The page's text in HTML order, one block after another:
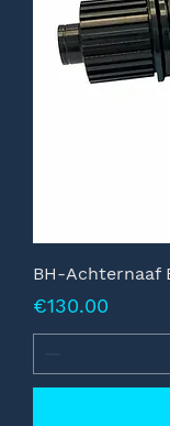
BH-Achternaaf
Prijs
€130.00